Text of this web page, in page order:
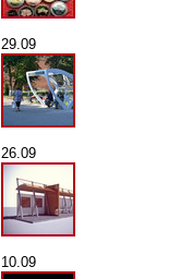
29.09
26.09
10.09